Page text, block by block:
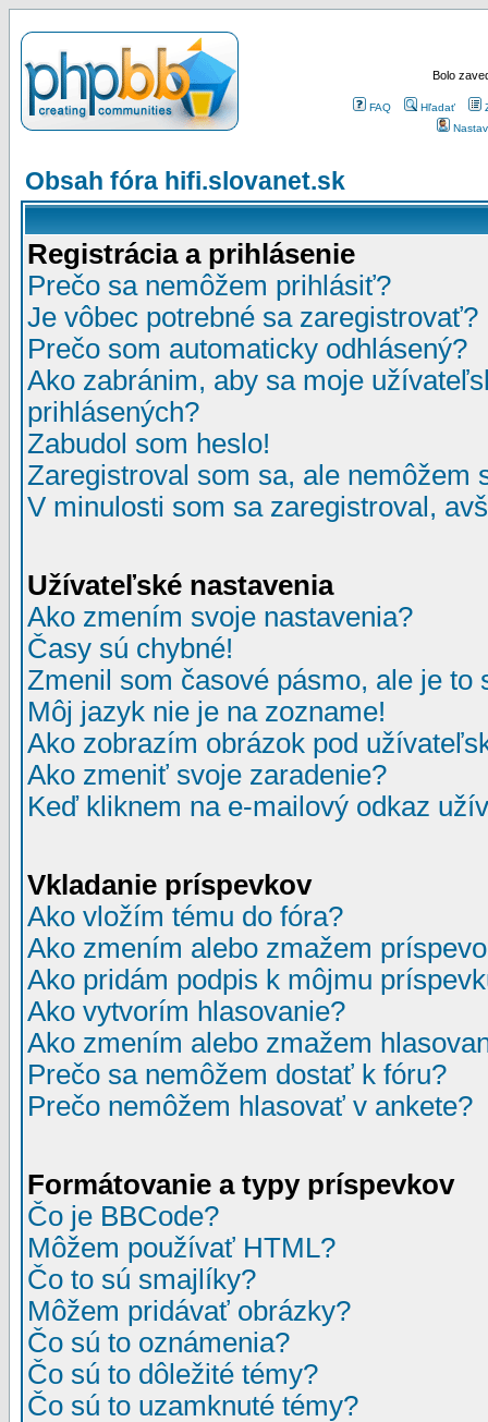
Bolo
FAQ Hľadať
Obsah fóra hifi.slovanet.sk
Registrácia a prihlásenie
Prečo sa nemôžem prihlásiť?
Je vôbec potrebné sa zaregistrovať?
Prečo som automaticky odhlásený?
Ako zabránim, aby sa moje
prihlásených?
Zabudol som heslo!
Zaregistroval som sa, ale nemôžem
V minulosti som sa zaregistroval,
Užívateľské nastavenia
Ako zmením svoje nastavenia?
Časy sú chybné!
Zmenil som časové pásmo, ale je to
Môj jazyk nie je na zozname!
Ako zobrazím obrázok pod
Ako zmeniť svoje zaradenie?
Keď kliknem na e-mailový odkaz
Vkladanie príspevkov
Ako vložím tému do fóra?
Ako zmením alebo zmažem
Ako pridám podpis k môjmu
Ako vytvorím hlasovanie?
Ako zmením alebo zmažem
Prečo sa nemôžem dostať k fóru?
Prečo nemôžem hlasovať v ankete?
Formátovanie a typy príspevkov
Čo je BBCode?
Môžem používať HTML?
Čo to sú smajlíky?
Môžem pridávať obrázky?
Čo sú to oznámenia?
Čo sú to dôležité témy?
Čo sú to uzamknuté témy?